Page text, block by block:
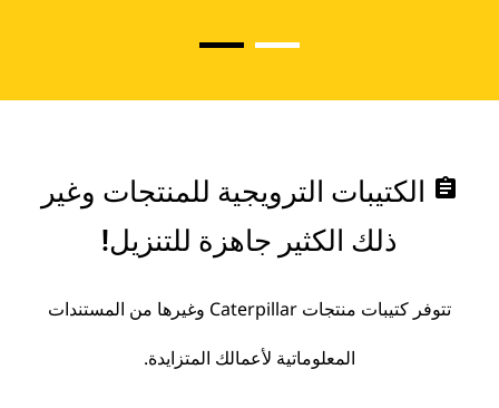
assignment الكتيبات الترويجية للمنتجات وغير
ذلك الكثير جاهزة للتنزيل!
تتوفر كتيبات منتجات Caterpillar وغيرها من المستندات
المعلوماتية لأعمالك المتزايدة.